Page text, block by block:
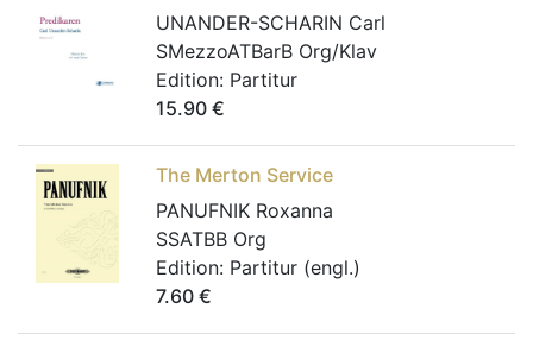
UNANDER-SCHARIN Carl
SMezzoATBarB Org/Klav
Edition: Partitur
15.90 €
The Merton Service
PANUFNIK Roxanna
SSATBB Org
Edition: Partitur (engl.)
7.60 €